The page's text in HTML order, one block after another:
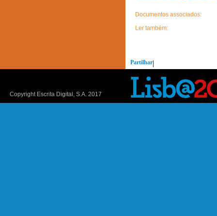
Documentos associados:
Ler também:
Partilhar|
Copyright Escrita Digital, S.A. 2017